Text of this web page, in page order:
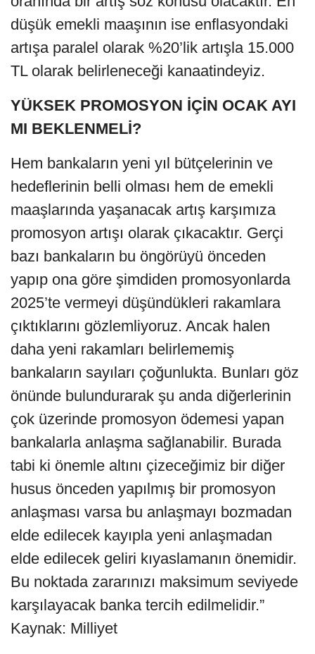
düşük emekli maaşının ise enflasyondaki
artışa paralel olarak %20’lik artışla 15.000
TL olarak belirleneceği kanaatindeyiz.
YÜKSEK PROMOSYON İÇİN OCAK AYI
MI BEKLENMELİ?
Hem bankaların yeni yıl bütçelerinin ve
hedeflerinin belli olması hem de emekli
maaşlarında yaşanacak artış karşımıza
promosyon artışı olarak çıkacaktır. Gerçi
bazı bankaların bu öngörüyü önceden
yapıp ona göre şimdiden promosyonlarda
2025’te vermeyi düşündükleri rakamlara
çıktıklarını gözlemliyoruz. Ancak halen
daha yeni rakamları belirlememiş
bankaların sayıları çoğunlukta. Bunları göz
önünde bulundurarak şu anda diğerlerinin
çok üzerinde promosyon ödemesi yapan
bankalarla anlaşma sağlanabilir. Burada
tabi ki önemle altını çizeceğimiz bir diğer
husus önceden yapılmış bir promosyon
anlaşması varsa bu anlaşmayı bozmadan
elde edilecek kayıpla yeni anlaşmadan
elde edilecek geliri kıyaslamanın önemidir.
Bu noktada zararınızı maksimum seviyede
karşılayacak banka tercih edilmelidir.”
Kaynak: Milliyet